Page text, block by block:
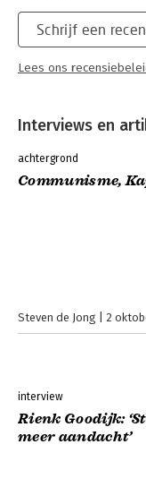
Schrijf een
Lees ons
Interviews en
achtergrond
Communisme,
Steven de Jong 2
interview
Rienk Goodijk:
meer aandacht’